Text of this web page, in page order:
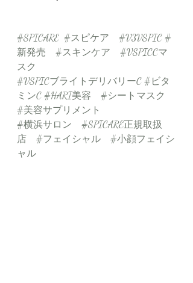
#SPICARE #スピケア #V3VSPIC #
新発売
#スキンケア
#VSPICCマ
スク
#VSPICブライトデリバリーC #ビタ
ミンC #HARI美容
#シートマスク
#美容サプリメント
#横浜サロン
#SPICARE正規取扱
店
#フェイシャル
#小顔フェイシ
ャル